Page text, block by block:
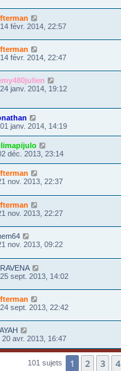
févr. 2014, 22:57
févr. 2014, 22:47
janv. 2014, 19:12
janv. 2014, 14:19
déc. 2013, 23:14
nov. 2013, 22:37
nov. 2013, 22:27
nov. 2013, 09:22
sept. 2013, 14:02
sept. 2013, 22:42
20 avr. 2013, 16:47
101 sujets 1 2 3 4